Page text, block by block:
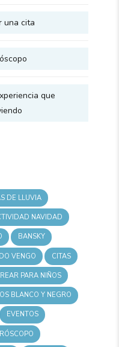
una cita
que
DE LLUVIA
NAVIDAD
BANSKY
VENGO CITAS
PARA NIÑOS
BLANCO Y NEGRO
EVENTOS